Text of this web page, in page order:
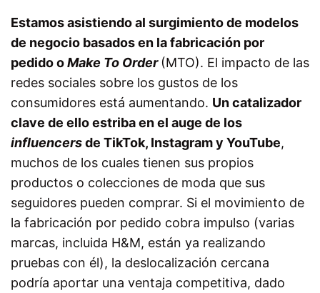
Estamos asistiendo al surgimiento de modelos
de negocio basados en la fabricación por
pedido oMake To Order (MTO). El impacto de las
redes sociales sobre los gustos de los
consumidores está aumentando. Un catalizador
clave de ello estriba en el auge de los
influencersde TikTok, Instagram y YouTube,
muchos de los cuales tienen sus propios
productos o colecciones de moda que sus
seguidores pueden comprar. Si el movimiento de
la fabricación por pedido cobra impulso (varias
marcas, incluida H&M, están ya realizando
pruebas con él), la deslocalización cercana
podría aportar una ventaja competitiva, dado